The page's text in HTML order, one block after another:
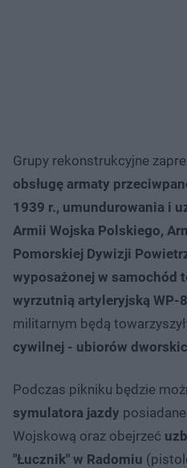
Grupy rekonstrukcyjne
obsługę armaty
1939 r., umundurowania i
Armii Wojska Polskiego,
Pomorskiej Dywizji
wyposażonej w samochód
wyrzutnią artyleryjską WP-
militarnym będą
cywilnej - ubiorów
Podczas pikniku będzie
symulatora jazdy
Wojskową oraz obejrzeć
"Łucznik" w Radomiu